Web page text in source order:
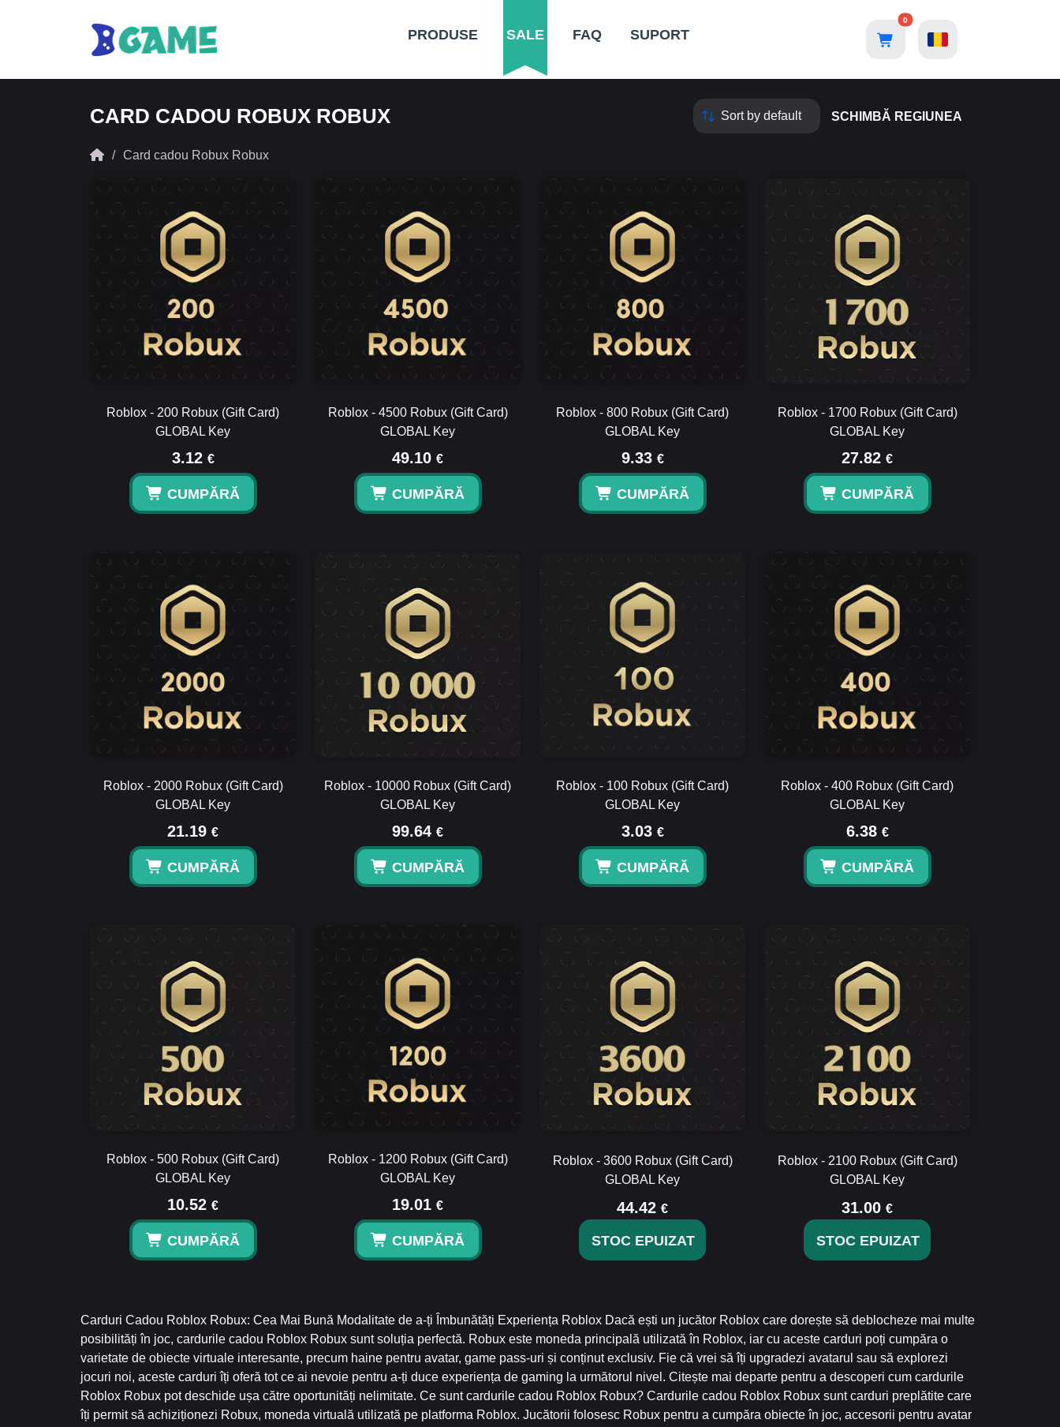
PRODUSE SALE FAQ SUPORT
0
CARD CADOU ROBUX ROBUX SCHIMBĂ REGIUNEA
Card cadou Robux Robux
Roblox - 200 Robux (Gift Card)
GLOBAL Key
3.12 €
CUMPĂRĂ
Roblox - 4500 Robux (Gift Card)
GLOBAL Key
49.10 €
CUMPĂRĂ
Roblox - 800 Robux (Gift Card)
GLOBAL Key
9.33 €
CUMPĂRĂ
Roblox - 1700 Robux (Gift Card)
GLOBAL Key
27.82 €
CUMPĂRĂ
Roblox - 2000 Robux (Gift Card)
GLOBAL Key
21.19 €
CUMPĂRĂ
Roblox - 10000 Robux (Gift Card)
GLOBAL Key
99.64 €
CUMPĂRĂ
Roblox - 100 Robux (Gift Card)
GLOBAL Key
3.03 €
CUMPĂRĂ
Roblox - 400 Robux (Gift Card)
GLOBAL Key
6.38 €
CUMPĂRĂ
Roblox - 500 Robux (Gift Card)
GLOBAL Key
10.52 €
CUMPĂRĂ
Roblox - 1200 Robux (Gift Card)
GLOBAL Key
19.01 €
CUMPĂRĂ
Roblox - 3600 Robux (Gift Card)
GLOBAL Key
44.42 €
STOC EPUIZAT
Roblox - 2100 Robux (Gift Card)
GLOBAL Key
31.00 €
STOC EPUIZAT
Carduri Cadou Roblox Robux: Cea Mai Bună Modalitate de a-ți Îmbunătăți Experiența Roblox Dacă ești un jucător Roblox care dorește să deblocheze mai multe
posibilități în joc, cardurile cadou Roblox Robux sunt soluția perfectă. Robux este moneda principală utilizată în Roblox, iar cu aceste carduri poți cumpăra o
varietate de obiecte virtuale interesante, precum haine pentru avatar, game pass-uri și conținut exclusiv. Fie că vrei să îți upgradezi avatarul sau să explorezi
jocuri noi, aceste carduri îți oferă tot ce ai nevoie pentru a-ți duce experiența de gaming la următorul nivel. Citește mai departe pentru a descoperi cum cardurile
Roblox Robux pot deschide ușa către oportunități nelimitate. Ce sunt cardurile cadou Roblox Robux? Cardurile cadou Roblox Robux sunt carduri preplătite care
îți permit să achiziționezi Robux, moneda virtuală utilizată pe platforma Roblox. Jucătorii folosesc Robux pentru a cumpăra obiecte în joc, accesorii pentru avatar